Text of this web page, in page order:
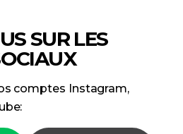
SUR LES
comptes Instagram,